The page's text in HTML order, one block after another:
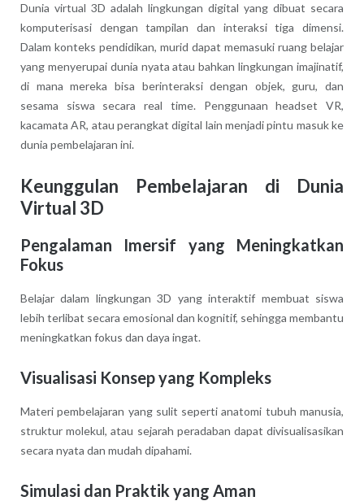
Dunia virtual 3D adalah lingkungan digital yang dibuat secara
komputerisasi dengan tampilan dan interaksi tiga dimensi.
Dalam konteks pendidikan, murid dapat memasuki ruang belajar
yang menyerupai dunia nyata atau bahkan lingkungan imajinatif,
di mana mereka bisa berinteraksi dengan objek, guru, dan
sesama siswa secara real time. Penggunaan headset VR,
kacamata AR, atau perangkat digital lain menjadi pintu masuk ke
dunia pembelajaran ini.
Keunggulan Pembelajaran di Dunia
Virtual 3D
Pengalaman Imersif yang Meningkatkan
Fokus
Belajar dalam lingkungan 3D yang interaktif membuat siswa
lebih terlibat secara emosional dan kognitif, sehingga membantu
meningkatkan fokus dan daya ingat.
Visualisasi Konsep yang Kompleks
Materi pembelajaran yang sulit seperti anatomi tubuh manusia,
struktur molekul, atau sejarah peradaban dapat divisualisasikan
secara nyata dan mudah dipahami.
Simulasi dan Praktik yang Aman